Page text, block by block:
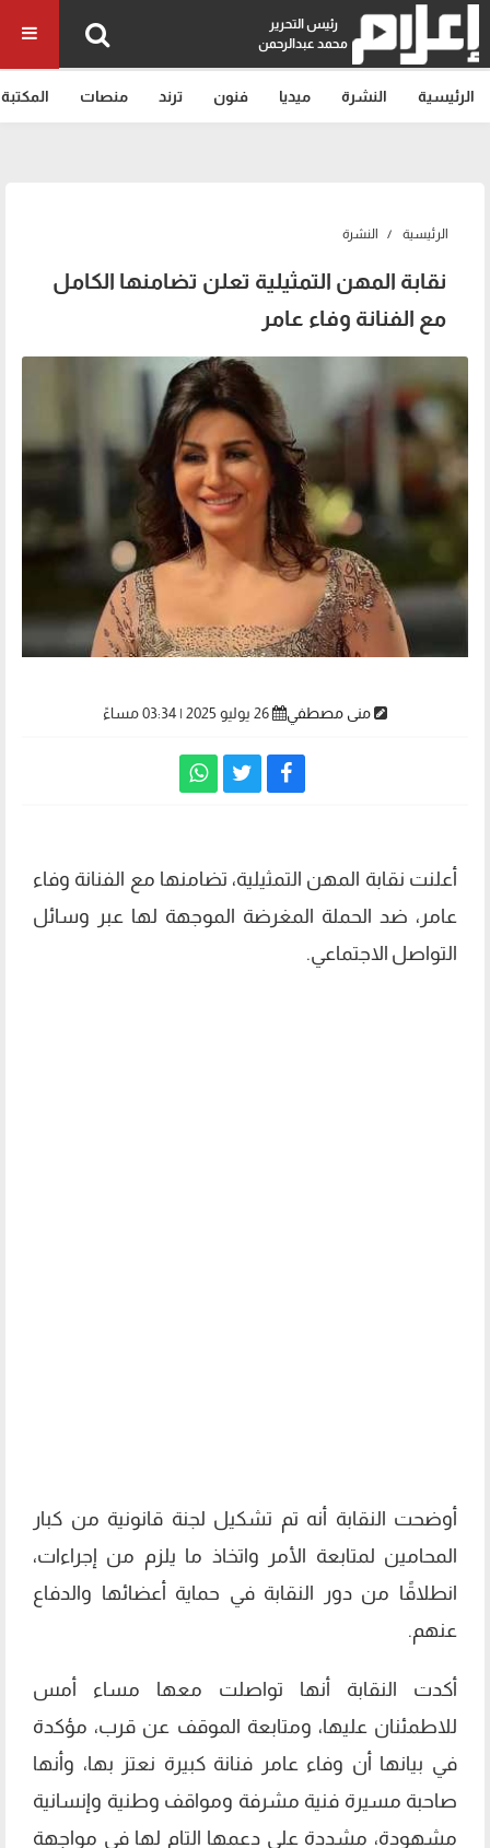
رئيس التحرير
محمد عبدالرحمن
الرئيسية النشرة ميديا فنون ترند منصات المكتبة
الرئيسية النشرة
نقابة المهن التمثيلية تعلن تضامنها الكامل
مع الفنانة وفاء عامر
منى مصطفي
أعلنت نقابة المهن التمثيلية، تضامنها مع الفنانة وفاء
عامر، ضد الحملة المغرضة الموجهة لها عبر وسائل
التواصل الاجتماعي.
أوضحت النقابة أنه تم تشكيل لجنة قانونية من كبار
المحامين لمتابعة الأمر واتخاذ ما يلزم من إجراءات،
انطلاقًا من دور النقابة في حماية أعضائها والدفاع
عنهم.
أكدت النقابة أنها تواصلت معها مساء أمس
للاطمئنان عليها، ومتابعة الموقف عن قرب، مؤكدة
في بيانها أن وفاء عامر فنانة كبيرة نعتز بها، وأنها
صاحبة مسيرة فنية مشرفة ومواقف وطنية وإنسانية
مشهودة، مشددة على دعمها التام لها في مواجهة